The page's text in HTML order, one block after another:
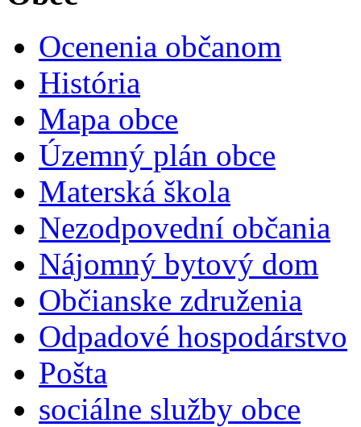
Ocenenia občanom
História
Mapa obce
Územný plán obce
Materská škola
Nezodpovední občania
Nájomný bytový dom
Občianske združenia
Odpadové hospodárstvo
Pošta
sociálne služby obce